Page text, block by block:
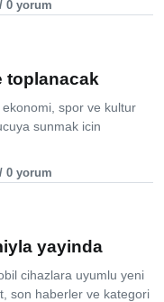
0 yorum
toplanacak
spor ve kultur
sunmak icin
0 yorum
yayinda
cihazlara uyumlu yeni
son haberler ve kategori